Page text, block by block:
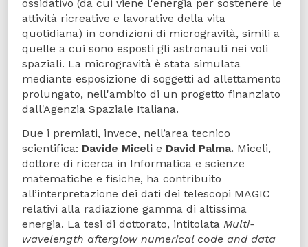
ossidativo (da cui viene l'energia per sostenere le
attività ricreative e lavorative della vita
quotidiana) in condizioni di microgravità, simili a
quelle a cui sono esposti gli astronauti nei voli
spaziali. La microgravità è stata simulata
mediante esposizione di soggetti ad allettamento
prolungato, nell'ambito di un progetto finanziato
dall'Agenzia Spaziale Italiana.
Due i premiati, invece, nell’area tecnico
scientifica: Davide Miceli e David Palma. Miceli,
dottore di ricerca in Informatica e scienze
matematiche e fisiche, ha contribuito
all’interpretazione dei dati dei telescopi MAGIC
relativi alla radiazione gamma di altissima
energia. La tesi di dottorato, intitolata Multi-
wavelength afterglow numerical code and data